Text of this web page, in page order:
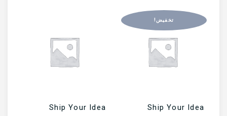
تحديد أحد الخيارات
Ship Your Idea
تخفيض!
تحديد أحد الخيارات
Ship Your Idea